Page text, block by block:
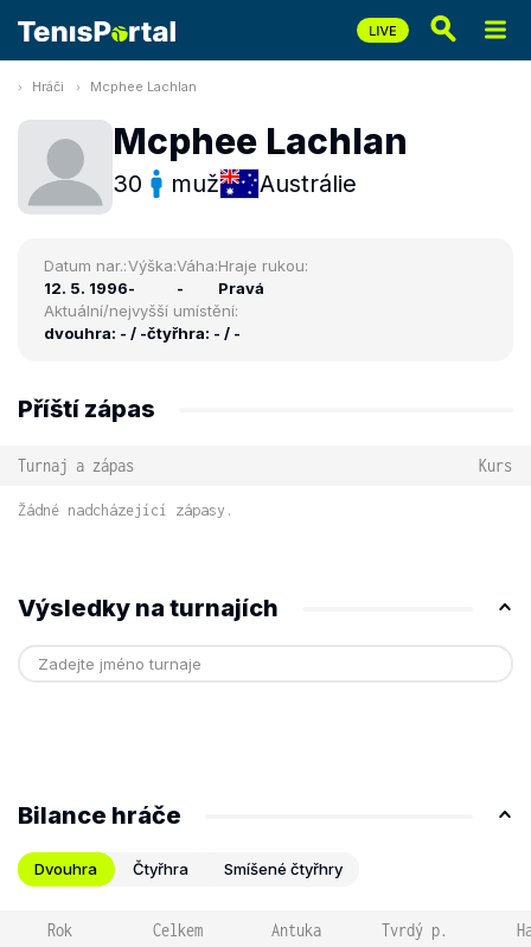
Hráči Mcphee Lachlan
Mcphee Lachlan
30 muž Austrálie
Datum nar.:
12. 5. 1996
Výška:
-
Váha:
-
Hraje rukou:
Pravá
Aktuální/nejvyšší umístění:
dvouhra: - / -čtyřhra: - / -
Příští zápas
Turnaj a zápas Kurs
Žádné nadcházející zápasy.
Výsledky na turnajích
Bilance hráče
Dvouhra Čtyřhra Smíšené čtyřhry
Rok Celkem Antuka Tvrdý p.